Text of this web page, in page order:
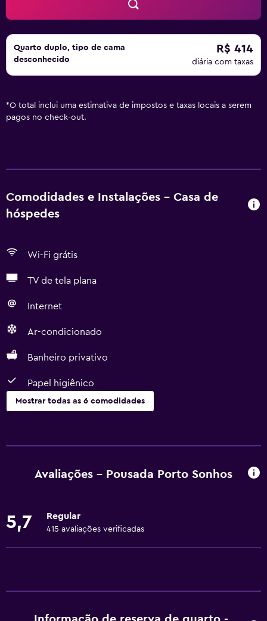
Quarto duplo, tipo de cama
desconhecido
R$ 414
diária com taxas
*O total inclui uma estimativa de impostos e taxas locais a serem
pagos no check-out.
Comodidades e Instalações - Casa de
hóspedes
Wi-Fi grátis
TV de tela plana
Internet
Ar-condicionado
Banheiro privativo
Papel higiênico
Mostrar todas as 6 comodidades
Wi-Fi grátis
Banheiro
Mídia e entretenimento
Avaliações - Pousada Porto Sonhos
5,7 Regular
415 avaliações verificadas